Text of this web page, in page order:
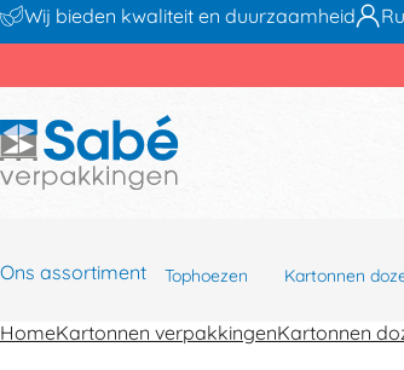
Wij bieden kwaliteit en duurzaamheid
Ons assortiment Tophoezen Kartonnen
HomeKartonnen verpakkingenKartonnen